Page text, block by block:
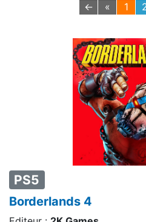
PS5
Borderlands 4
← « 1